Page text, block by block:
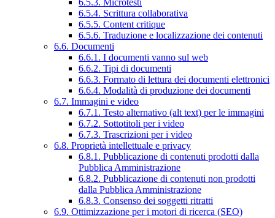
6.5.4. Scrittura collaborativa
6.5.5. Content critique
6.5.6. Traduzione e localizzazione dei contenuti
6.6. Documenti
6.6.1. I documenti vanno sul web
6.6.2. Tipi di documenti
6.6.3. Formato di lettura dei documenti elettronici
6.6.4. Modalità di produzione dei documenti
6.7. Immagini e video
6.7.1. Testo alternativo (alt text) per le immagini
6.7.2. Sottotitoli per i video
6.7.3. Trascrizioni per i video
6.8. Proprietà intellettuale e privacy
6.8.1. Pubblicazione di contenuti prodotti dalla
Pubblica Amministrazione
6.8.2. Pubblicazione di contenuti non prodotti
dalla Pubblica Amministrazione
6.8.3. Consenso dei soggetti ritratti
6.9. Ottimizzazione per i motori di ricerca (SEO)